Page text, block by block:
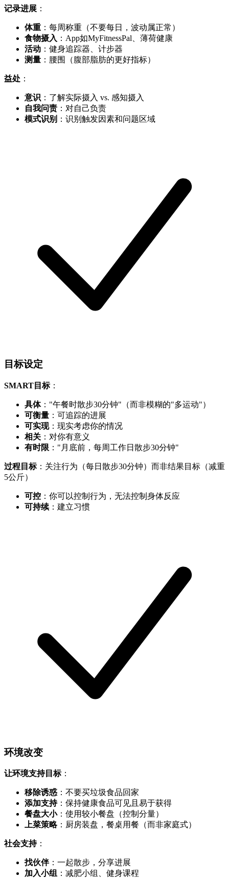
记录进展 ：
体重 ：每周称重（不要每日，波动属正常）
食物摄入 ：App如MyFitnessPal、薄荷健康
活动 ：健身追踪器、计步器
测量 ：腰围（腹部脂肪的更好指标）
益处 ：
意识 ：了解实际摄入 vs. 感知摄入
自我问责 ：对自己负责
模式识别 ：识别触发因素和问题区域
目标设定
SMART目标：
具体："午餐时散步30分钟"（而非模糊的"多运动"）
可衡量 ：可追踪的进展
可实现：现实考虑你的情况
相关 ：对你有意义
有时限 ："月底前，每周工作日散步30分钟"
过程目标：关注行为（每日散步30分钟）而非结果目标（减重
5公斤）
可控 ：你可以控制行为，无法控制身体反应
可持续：建立习惯
环境改变
让环境支持目标：
移除诱惑 ：不要买垃圾食品回家
添加支持：保持健康食品可见且易于获得
餐盘大小：使用较小餐盘（控制分量）
上菜策略：厨房装盘，餐桌用餐（而非家庭式）
社会支持：
找伙伴：一起散步，分享进展
加入小组 ：减肥小组、健身课程